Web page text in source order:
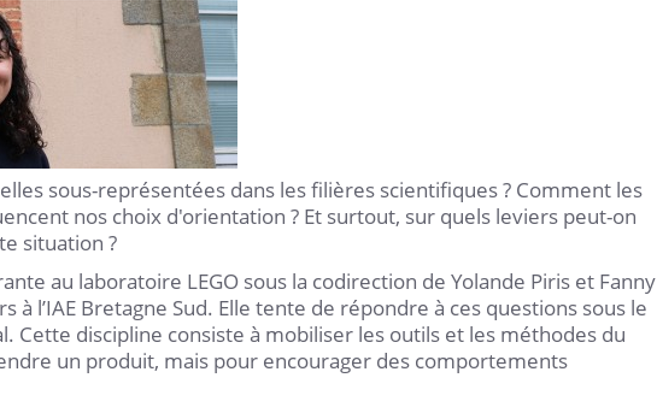
sous-représentées dans les filières scientifiques ? Comment les
nos choix d'orientation ? Et surtout, sur quels leviers peut-on
situation ?
au laboratoire LEGO sous la codirection de Yolande Piris et Fanny
à l’IAE Bretagne Sud. Elle tente de répondre à ces questions sous le
Cette discipline consiste à mobiliser les outils et les méthodes du
un produit, mais pour encourager des comportements